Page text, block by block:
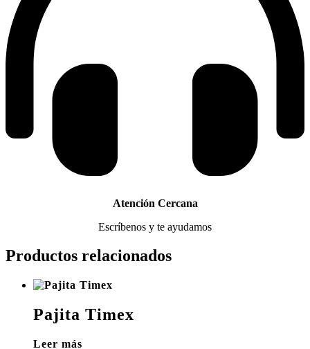
Atención Cercana
Escríbenos y te ayudamos
Productos relacionados
Pajita Timex
Leer más